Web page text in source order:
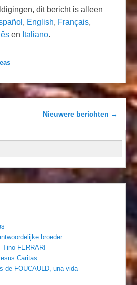
dit bericht is alleen
, English, Français,
en Italiano.
Nieuwere berichten →
broeder
Tino FERRARI
Caritas
de FOUCAULD, una vida